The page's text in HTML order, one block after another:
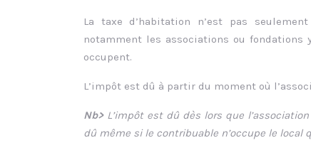
La taxe d’habitation n’est pas
notamment les associations ou
occupent.
L’impôt est dû à partir du moment où
Nb>L’impôt est dû dès lors que
dû même si le contribuable n’occupe le local